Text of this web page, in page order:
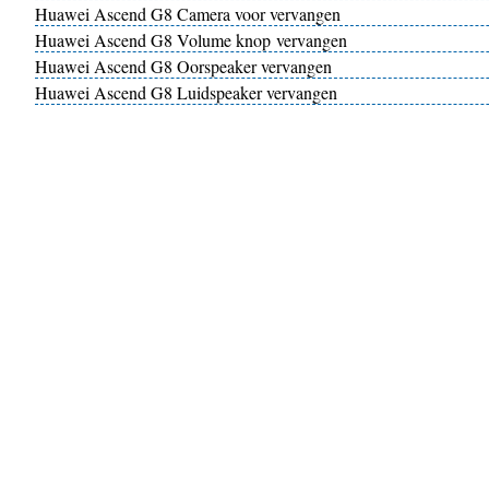
Huawei Ascend G8 Camera voor vervangen
Huawei Ascend G8 Volume knop vervangen
Huawei Ascend G8 Oorspeaker vervangen
Huawei Ascend G8 Luidspeaker vervangen